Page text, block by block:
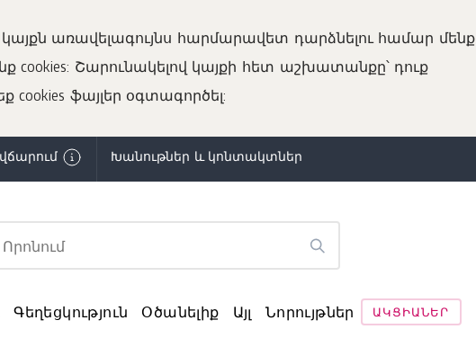
առավելագույնս հարմարավետ դարձնելու համար մենք
cookies: Շարունակելով կայքի հետ աշխատանքը՝ դուք
cookies ֆայլեր օգտագործել:
Խանութներ և կոնտակտներ
Գեղեցկություն Օծանելիք Այլ Նորույթներ ԱԿՑԻԱՆԵՐ